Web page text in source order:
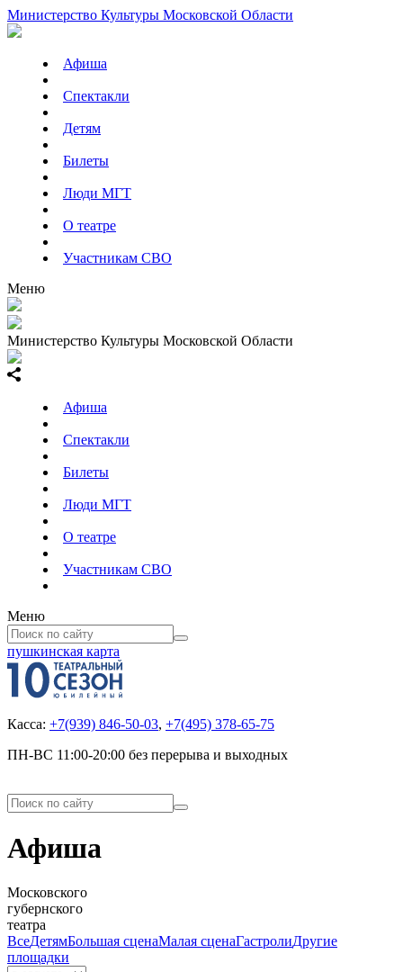
Министерство Культуры Московской Области
Афиша
Спектакли
Детям
Билеты
Люди МГТ
О театре
Участникам СВО
Меню
Министерство Культуры Московской Области
Афиша
Спектакли
Билеты
Люди МГТ
О театре
Участникам СВО
Меню
пушкинская карта
Касса: +7(939) 846-50-03, +7(495) 378-65-75
ПН-ВС 11:00-20:00 без перерыва и выходных
Афиша
Московского
губернского
театра
ВсеДетямБольшая сценаМалая сценаГастролиДругие
площадки